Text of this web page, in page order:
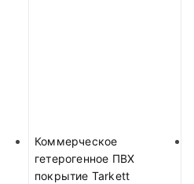
Коммерческое
гетерогенное ПВХ
покрытие Tarkett